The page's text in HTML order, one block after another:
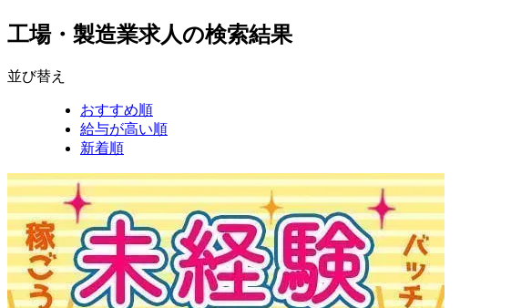
工場・製造業求人の検索結果
並び替え
おすすめ順
給与が高い順
新着順